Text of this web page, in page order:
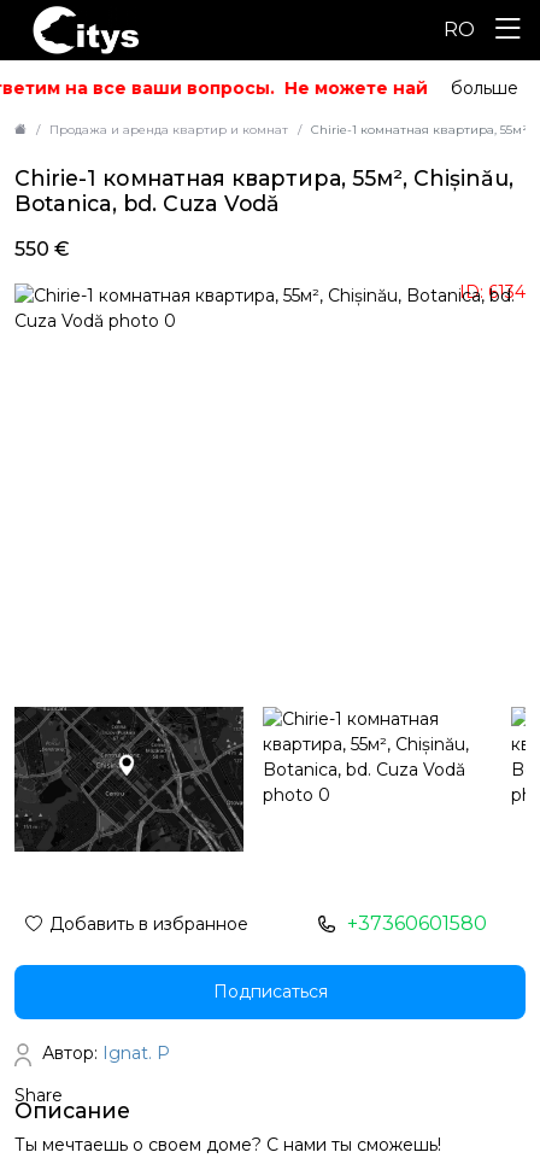
RO
на все ваши вопросы. Не можете найти то, что
больше
Продажа и аренда квартир и комнат Chirie-1 комнатная квартира, 55м²,
Описание
Ты мечтаешь о своем доме? С нами ты сможешь!
Chirie-1 комнатная квартира, 55м², Chișinău,
Botanica, bd. Cuza Vodă
ID: 6134
550 €
Добавить в избранное +37360601580
Подписаться
Автор: Ignat. P
Share